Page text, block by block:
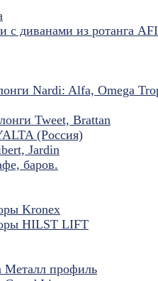
с диванами из ротанга
Nardi: Alfa, Omega
Tweet, Brattan
(Россия)
Jardin
баров.
Kronex
HILST LIFT
Металл профиль